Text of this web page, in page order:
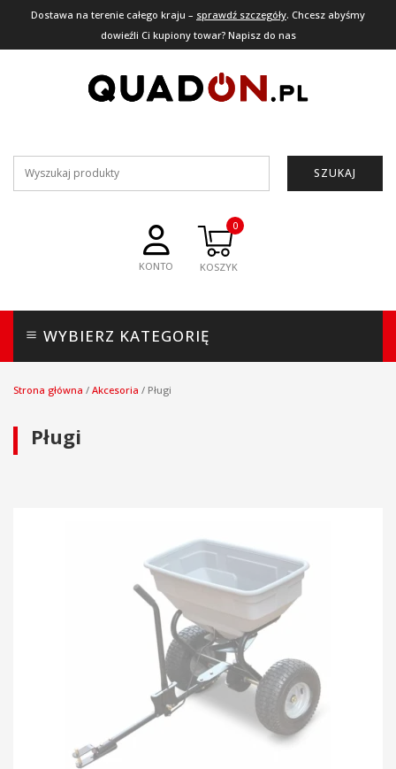
Dostawa na terenie całego kraju – sprawdź szczegóły. Chcesz abyśmy
dowieźli Ci kupiony towar? Napisz do nas
SZUKAJ
KONTO
0
WYBIERZ KATEGORIĘ
Strona główna / Akcesoria / Pługi
Pługi